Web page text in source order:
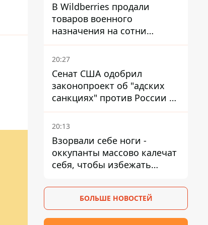
В Wildberries продали
товаров военного
назначения на сотни
миллионов, но удары ВСУ
изменили ситуацию
20:27
Сенат США одобрил
законопроект об "адских
санкциях" против России и
Ирана
20:13
Взорвали себе ноги -
оккупанты массово калечат
себя, чтобы избежать
БОЛЬШЕ НОВОСТЕЙ